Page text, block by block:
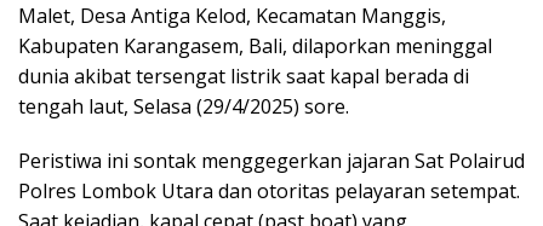
Malet, Desa Antiga Kelod, Kecamatan Manggis,
Kabupaten Karangasem, Bali, dilaporkan meninggal
dunia akibat tersengat listrik saat kapal berada di
tengah laut, Selasa (29/4/2025) sore.
Peristiwa ini sontak menggegerkan jajaran Sat Polairud
Polres Lombok Utara dan otoritas pelayaran setempat.
Saat kejadian, kapal cepat (past boat) yang